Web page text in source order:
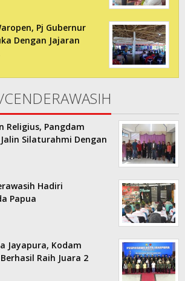
Pj Gubernur
Dengan Jajaran
Religius, Pangdam
Silaturahmi Dengan
Hadiri
Papua
Jayapura, Kodam
Raih Juara 2